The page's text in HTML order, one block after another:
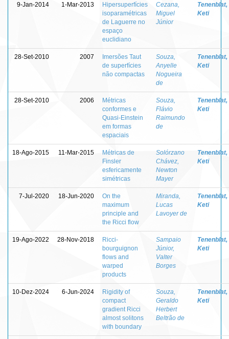
9-Jan-2014 1-Mar-2013
Hipersuperfícies
isoparamétricas
de Laguerre no
espaço
euclidiano
Cezana,
Miguel
Júnior
Tenenblat,
Keti
28-Set-2010 2007
Imersões Taut
de superfícies
não compactas
Souza,
Anyelle
Nogueira
de
Tenenblat,
Keti
28-Set-2010 2006
Métricas
conformes e
Quasi-Einstein
em formas
espaciais
Souza,
Flávio
Raimundo
de
Tenenblat,
Keti
18-Ago-2015 11-Mar-2015
Métricas de
Finsler
esfericamente
simétricas
Solórzano
Chávez,
Newton
Mayer
Tenenblat,
Keti
7-Jul-2020 18-Jun-2020
On the
maximum
principle and
the Ricci flow
Miranda,
Lucas
Lavoyer de
Tenenblat,
Keti
19-Ago-2022 28-Nov-2018
Ricci-
bourguignon
flows and
warped
products
Sampaio
Júnior,
Valter
Borges
Tenenblat,
Keti
10-Dez-2024 6-Jun-2024
Rigidity of
compact
gradient Ricci
almost solitons
with boundary
Souza,
Geraldo
Herbert
Beltrão de
Tenenblat,
Keti